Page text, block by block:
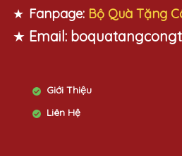
★ Fanpage: Bộ Quà Tặng
★ Email:
Giới Thiệu
Liên Hệ